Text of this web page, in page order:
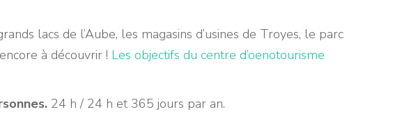
lacs de l’Aube, les magasins d’usines de Troyes, le parc
à découvrir ! Les objectifs du centre d’oenotourisme
24 h / 24 h et 365 jours par an.